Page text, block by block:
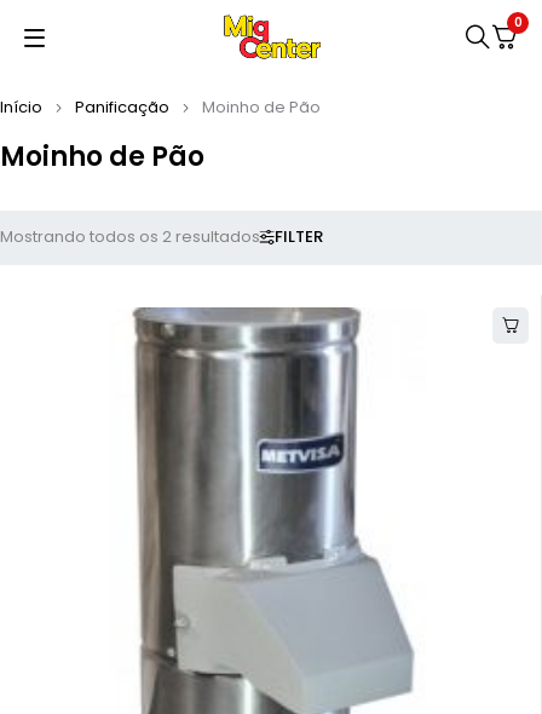
0
Moinho de Pão
Início Panificação Moinho de Pão
FILTER
Mostrando todos os 2 resultados